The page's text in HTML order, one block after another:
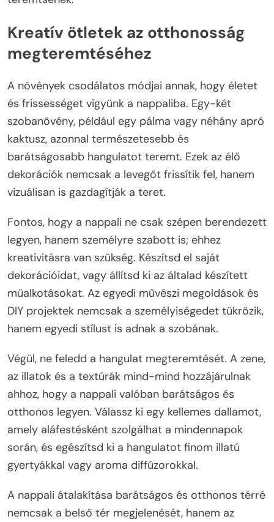
Kreatív ötletek az otthonosság
megteremtéséhez
A növények csodálatos módjai annak, hogy életet
és frissességet vigyünk a nappaliba. Egy-két
szobanövény, például egy pálma vagy néhány apró
kaktusz, azonnal természetesebb és
barátságosabb hangulatot teremt. Ezek az élő
dekorációk nemcsak a levegőt frissítik fel, hanem
vizuálisan is gazdagítják a teret.
Fontos, hogy a nappali ne csak szépen berendezett
legyen, hanem személyre szabott is; ehhez
kreativitásra van szükség. Készítsd el saját
dekorációidat, vagy állítsd ki az általad készített
műalkotásokat. Az egyedi művészi megoldások és
DIY projektek nemcsak a személyiségedet tükrözik,
hanem egyedi stílust is adnak a szobának.
Végül, ne feledd a hangulat megteremtését. A zene,
az illatok és a textúrák mind-mind hozzájárulnak
ahhoz, hogy a nappali valóban barátságos és
otthonos legyen. Válassz ki egy kellemes dallamot,
amely aláfestésként szolgálhat a mindennapok
során, és egészítsd ki a hangulatot finom illatú
gyertyákkal vagy aroma diffúzorokkal.
A nappali átalakítása barátságos és otthonos térré
nemcsak a belső tér megjelenését, hanem az